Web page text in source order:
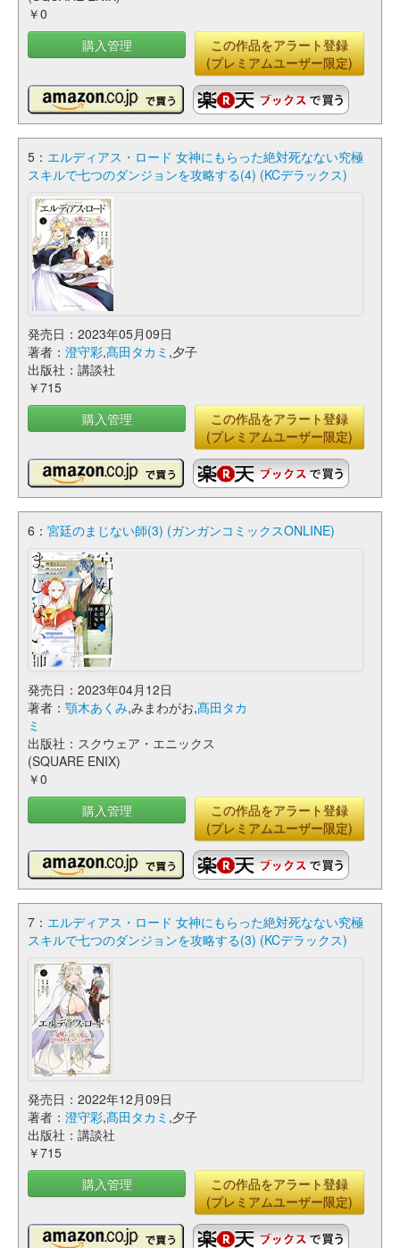
￥0
購入管理
この作品をアラート登録
(プレミアムユーザー限定)
5： エルディアス・ロード 女神にもらった絶対死なない究極
スキルで七つのダンジョンを攻略する(4) (KCデラックス)
発売日：2023年05月09日
著者： 澄守彩,髙田タカミ ,夕子
出版社：講談社
￥715
購入管理
この作品をアラート登録
(プレミアムユーザー限定)
6： 宮廷のまじない師(3) (ガンガンコミックスONLINE)
発売日：2023年04月12日
著者： 顎木あくみ,みまわがお,髙田タカ
ミ
出版社：スクウェア・エニックス
(SQUARE ENIX)
￥0
購入管理
この作品をアラート登録
(プレミアムユーザー限定)
7： エルディアス・ロード 女神にもらった絶対死なない究極
スキルで七つのダンジョンを攻略する(3) (KCデラックス)
発売日：2022年12月09日
著者： 澄守彩,髙田タカミ ,夕子
出版社：講談社
￥715
購入管理
この作品をアラート登録
(プレミアムユーザー限定)